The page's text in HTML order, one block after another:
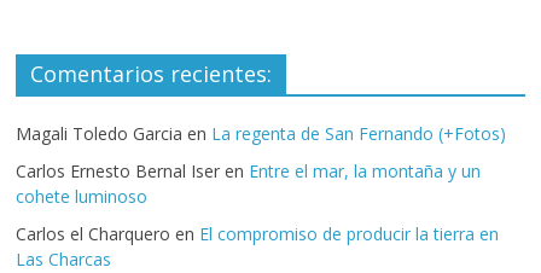
Comentarios recientes:
Magali Toledo Garcia en La regenta de San Fernando (+Fotos)
Carlos Ernesto Bernal Iser en Entre el mar, la montaña y un
cohete luminoso
Carlos el Charquero en El compromiso de producir la tierra en
Las Charcas